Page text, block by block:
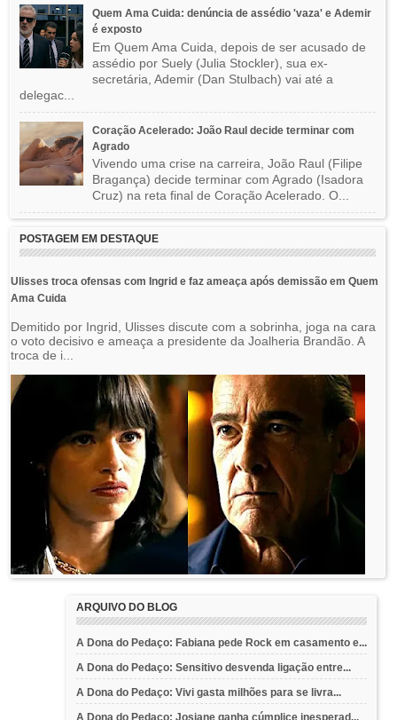
Quem Ama Cuida: denúncia de assédio 'vaza' e Ademir
é exposto
Em Quem Ama Cuida, depois de ser acusado de
assédio por Suely (Julia Stockler), sua ex-
secretária, Ademir (Dan Stulbach) vai até a
delegac...
Coração Acelerado: João Raul decide terminar com
Agrado
Vivendo uma crise na carreira, João Raul (Filipe
Bragança) decide terminar com Agrado (Isadora
Cruz) na reta final de Coração Acelerado. O...
POSTAGEM EM DESTAQUE
Ulisses troca ofensas com Ingrid e faz ameaça após demissão em Quem
Ama Cuida
Demitido por Ingrid, Ulisses discute com a sobrinha, joga na cara
o voto decisivo e ameaça a presidente da Joalheria Brandão. A
troca de i...
ARQUIVO DO BLOG
A Dona do Pedaço: Fabiana pede Rock em casamento e...
A Dona do Pedaço: Sensitivo desvenda ligação entre...
A Dona do Pedaço: Vivi gasta milhões para se livra...
A Dona do Pedaço: Josiane ganha cúmplice inesperad...